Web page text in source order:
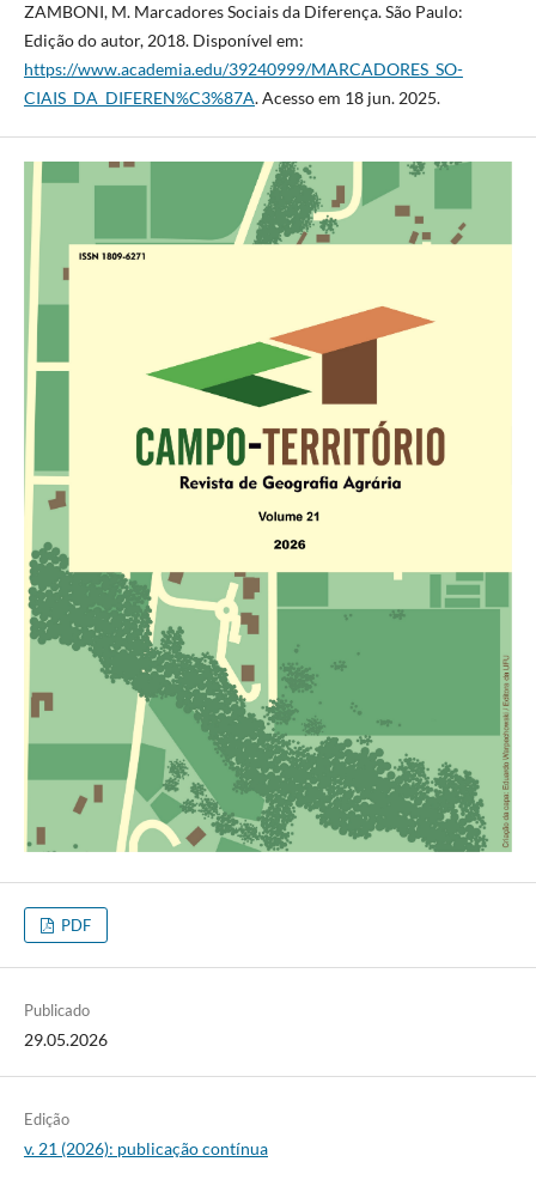
ZAMBONI, M. Marcadores Sociais da Diferença. São Paulo:
Edição do autor, 2018. Disponível em:
https://www.academia.edu/39240999/MARCADORES_SO-
CIAIS_DA_DIFEREN%C3%87A. Acesso em 18 jun. 2025.
PDF
Publicado
29.05.2026
Edição
v. 21 (2026): publicação contínua